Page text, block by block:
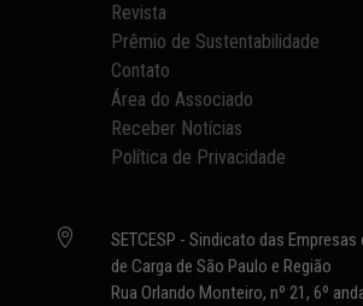
Revista
Prêmio de Sustentabilidade
Contato
Área do Associado
Receber Notícias
Política de Privacidade

SETCESP - Sindicato das
de Carga de São Paulo e Região
Rua Orlando Monteiro, nº 21, 6º